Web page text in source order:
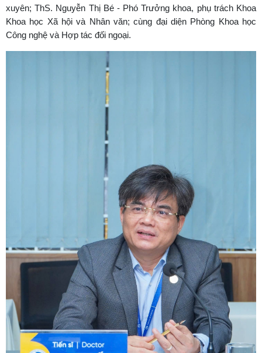
xuyên; ThS. Nguyễn Thị Bé - Phó Trưởng khoa, phụ trách Khoa
Khoa học Xã hội và Nhân văn; cùng đại diện Phòng Khoa học
Công nghệ và Hợp tác đối ngoại.